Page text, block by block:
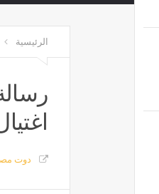
الرئيسية
دوت